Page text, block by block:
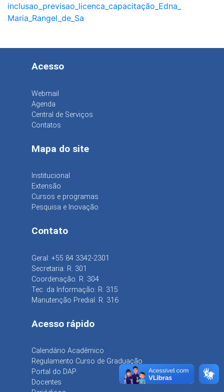
inclusao_previsao_licenca_capacitação_Edna_
Maria_Rangel_de_Sa
Acesso
Webmail
Agenda
Central de Serviços
Contatos
Mapa do site
Institucional
Extensão
Cursos e programas
Pesquisa e Inovação
Contato
Geral: +55 84 3342-2301
Secretaria: R. 301
Coordenação: R. 304
Tec. da Informação: R. 315
Manutenção Predial: R. 316
Acesso rápido
Calendário Acadêmico
Regulamento Curso de Graduação
Portal do DAP
Docentes